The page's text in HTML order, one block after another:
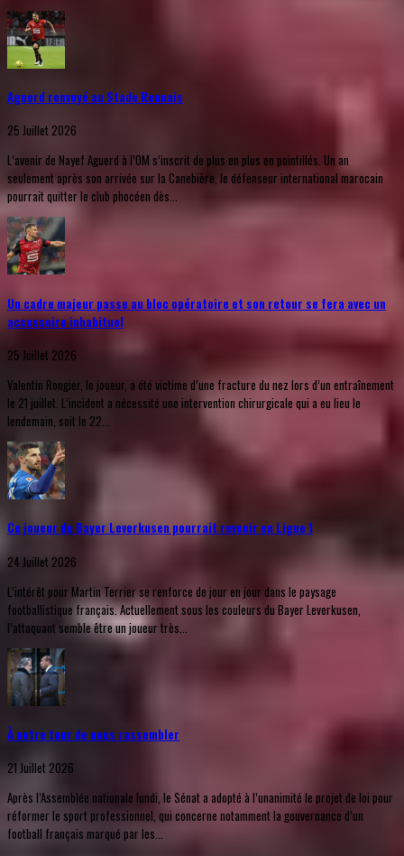
Aguerd renvoyé au Stade Rennais
25 Juillet 2026
L’avenir de Nayef Aguerd à l’OM s’inscrit de plus en plus en pointillés. Un an
seulement après son arrivée sur la Canebière, le défenseur international marocain
pourrait quitter le club phocéen dès...
Un cadre majeur passe au bloc opératoire et son retour se fera avec un
accessoire inhabituel
25 Juillet 2026
Valentin Rongier, le joueur, a été victime d’une fracture du nez lors d’un entraînement
le 21 juillet. L’incident a nécessité une intervention chirurgicale qui a eu lieu le
lendemain, soit le 22...
Ce joueur du Bayer Leverkusen pourrait revenir en Ligue 1
24 Juillet 2026
L’intérêt pour Martin Terrier se renforce de jour en jour dans le paysage
footballistique français. Actuellement sous les couleurs du Bayer Leverkusen,
l’attaquant semble être un joueur très...
À notre tour de nous rassembler
21 Juillet 2026
Après l’Assemblée nationale lundi, le Sénat a adopté à l’unanimité le projet de loi pour
réformer le sport professionnel, qui concerne notamment la gouvernance d’un
football français marqué par les...